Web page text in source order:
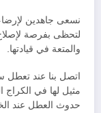
نسعى جاهدين لإرضاء
لتحظى بفرصة
والمتعة في قيادتها.
اتصل بنا عند تعطل
مثيل لها في الكراج
حدوث العطل عند